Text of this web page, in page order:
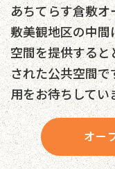
あちてらす倉敷オ
敷美観地区の中
空間を提供する
された公共空間で
用をお待ちしてい
オー